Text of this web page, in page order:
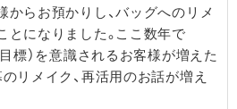
らお預かりし、バッグへのリメ
になりました。ここ数年で
標）を意識されるお客様が増えた
リメイク、再活用のお話が増え